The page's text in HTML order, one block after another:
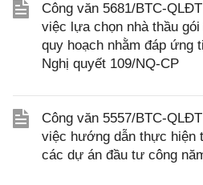
Công văn 5681/BTC-
việc lựa chọn nhà thầu
quy hoạch nhằm đáp ứng
Nghị quyết 109/NQ-CP
Công văn 5557/BTC-
việc hướng dẫn thực hiện
các dự án đầu tư công